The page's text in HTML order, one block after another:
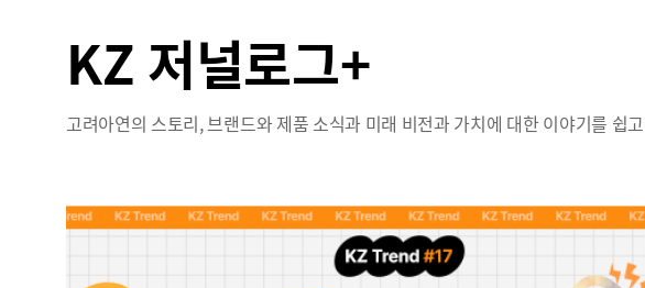
KZ 저널로그+
고려아연의 스토리, 브랜드와 제품 소식과 미래 비전과 가치에 대한 이야기를 쉽